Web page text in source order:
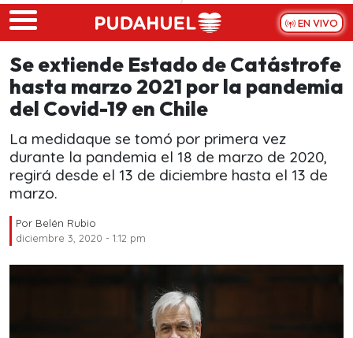
Skip to main content
EN VIVO
Se extiende Estado de Catástrofe
hasta marzo 2021 por la pandemia
del Covid-19 en Chile
La medidaque se tomó por primera vez
durante la pandemia el 18 de marzo de 2020,
regirá desde el 13 de diciembre hasta el 13 de
marzo.
Por Belén Rubio
diciembre 3, 2020 - 1:12 pm